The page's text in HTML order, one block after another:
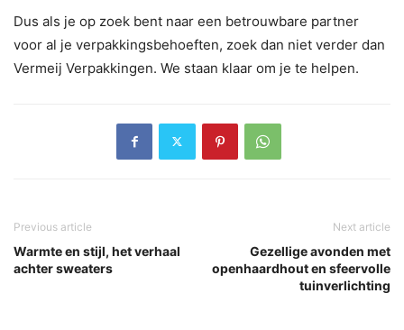
Dus als je op zoek bent naar een betrouwbare partner
voor al je verpakkingsbehoeften, zoek dan niet verder dan
Vermeij Verpakkingen. We staan klaar om je te helpen.
Previous article
Warmte en stijl, het verhaal
achter sweaters
Next article
Gezellige avonden met
openhaardhout en sfeervolle
tuinverlichting